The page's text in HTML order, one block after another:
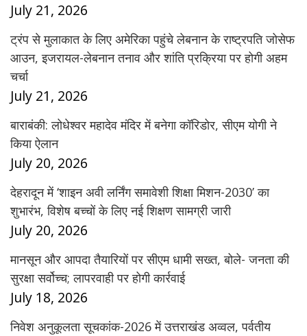
July 21, 2026
ट्रंप से मुलाकात के लिए अमेरिका पहुंचे लेबनान के राष्ट्रपति जोसेफ
आउन, इजरायल-लेबनान तनाव और शांति प्रक्रिया पर होगी अहम
चर्चा
July 21, 2026
बाराबंकी: लोधेश्वर महादेव मंदिर में बनेगा कॉरिडोर, सीएम योगी ने
किया ऐलान
July 20, 2026
देहरादून में ‘शाइन अवी लर्निंग समावेशी शिक्षा मिशन-2030’ का
शुभारंभ, विशेष बच्चों के लिए नई शिक्षण सामग्री जारी
July 20, 2026
मानसून और आपदा तैयारियों पर सीएम धामी सख्त, बोले- जनता की
सुरक्षा सर्वोच्च; लापरवाही पर होगी कार्रवाई
July 18, 2026
निवेश अनुकूलता सूचकांक-2026 में उत्तराखंड अव्वल, पर्वतीय